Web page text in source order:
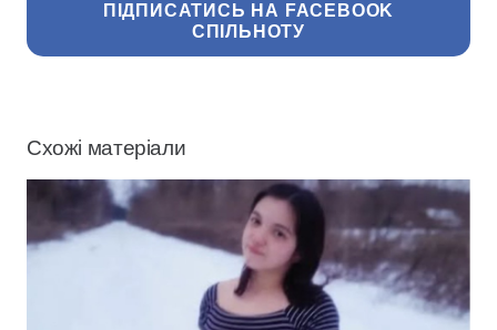
ПІДПИСАТИСЬ НА FACEBOOK
СПІЛЬНОТУ
Схожі матеріали